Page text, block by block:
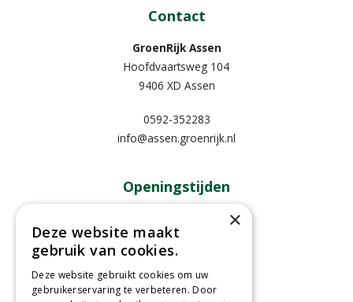
Contact
GroenRijk Assen
Hoofdvaartsweg 104
9406 XD Assen
0592-352283
info@assen.groenrijk.nl
Openingstijden
09:00 - 18:00
Dinsdag
Woensdag
Donderdag
09:00 - 18:00
Vrijdag
09:00 - 18:00
×
Deze website maakt
gebruik van cookies.
Deze website gebruikt cookies om uw
gebruikerservaring te verbeteren. Door